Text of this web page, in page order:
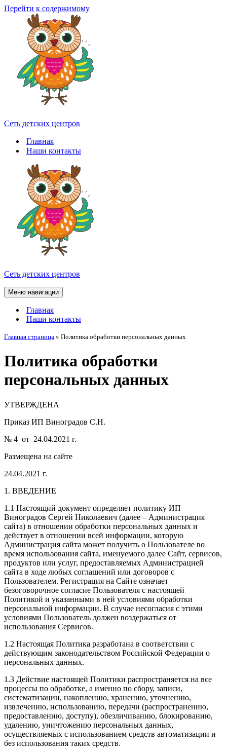
Перейти к содержимому
Сеть детских центров
Главная
Наши контакты
Сеть детских центров
Меню навигации
Главная
Наши контакты
Главная страница » Политика обработки персональных данных
Политика обработки
персональных данных
УТВЕРЖДЕНА
Приказ ИП Виноградов С.Н.
№ 4 от 24.04.2021 г.
Размещена на сайте
24.04.2021 г.
1. ВВЕДЕНИЕ
1.1 Настоящий документ определяет политику ИП
Виноградов Сергей Николаевич (далее – Администрация
сайта) в отношении обработки персональных данных и
действует в отношении всей информации, которую
Администрация сайта может получить о Пользователе во
время использования сайта, именуемого далее Сайт, сервисов,
продуктов или услуг, предоставляемых Администрацией
сайта в ходе любых соглашений или договоров с
Пользователем. Регистрация на Сайте означает
безоговорочное согласие Пользователя с настоящей
Политикой и указанными в ней условиями обработки
персональной информации. В случае несогласия с этими
условиями Пользователь должен воздержаться от
использования Сервисов.
1.2 Настоящая Политика разработана в соответствии с
действующим законодательством Российской Федерации о
персональных данных.
1.3 Действие настоящей Политики распространяется на все
процессы по обработке, а именно по сбору, записи,
систематизации, накоплению, хранению, уточнению,
извлечению, использованию, передачи (распространению,
предоставлению, доступу), обезличиванию, блокированию,
удалению, уничтожению персональных данных,
осуществляемых с использованием средств автоматизации и
без использования таких средств.